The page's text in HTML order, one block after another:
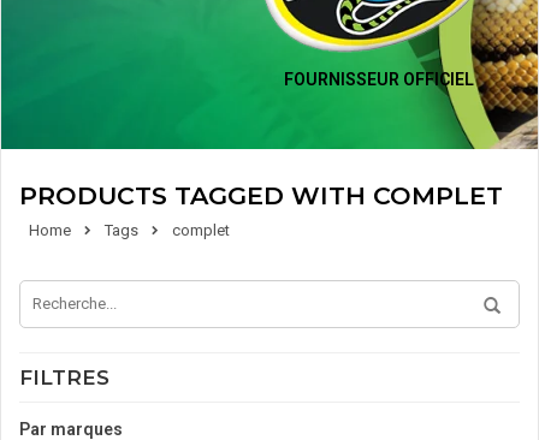
FOURNISSEUR OFFICIEL
PRODUCTS TAGGED WITH COMPLET
Home Tags complet
FILTRES
Par marques